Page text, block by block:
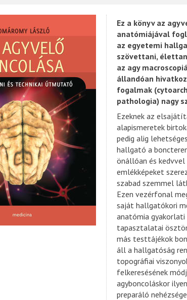
Ez a könyv az
anatómiájával
az egyetemi
szövettani,
az agy
állandóan
fogalmak
pathologia) nagy
Ezeknek az
alapismeretek
pedig alig
hallgató a
önállóan és
emlékképeket
szabad szemmel
Ezen vezérfonal
saját hallgatókori
anatómia
tapasztalatai
más testtájékok
áll a hallgatóság
topográfiai
felkeresésének
agyboncoláskor
preparáló